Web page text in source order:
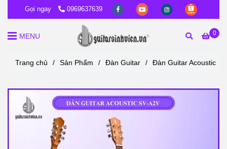
Gọi ngay 0969637639
0
MENU
Trang chủ / Sản Phẩm / Đàn Guitar / Đàn Guitar Acoustic